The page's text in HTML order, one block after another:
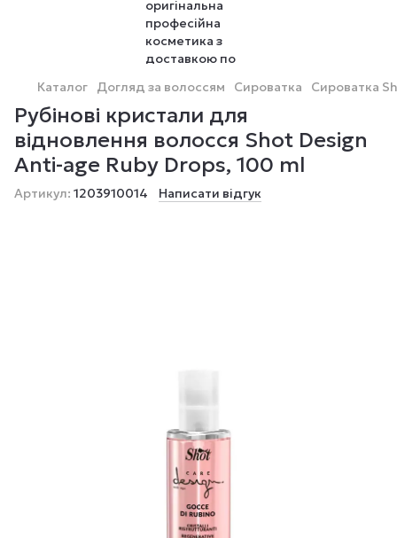
Каталог Догляд за волоссям Сироватка Сироватка
Рубінові кристали для
відновлення волосся Shot Design
Anti-аge Ruby Drops, 100 ml
Артикул: 1203910014 Написати відгук